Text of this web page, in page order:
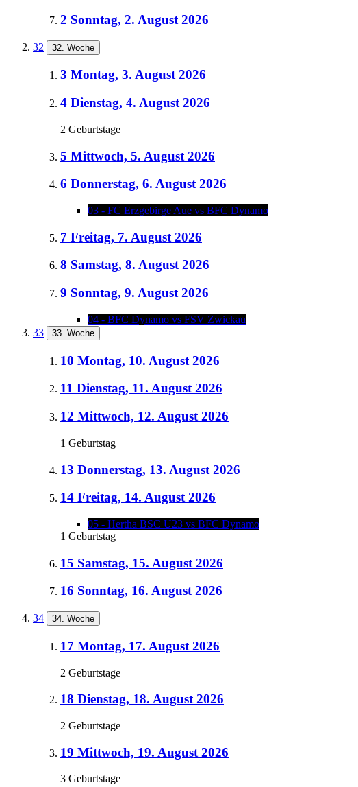
2 Sonntag, 2. August 2026
32 32. Woche
3 Montag, 3. August 2026
4 Dienstag, 4. August 2026
2 Geburtstage
5 Mittwoch, 5. August 2026
6 Donnerstag, 6. August 2026
03 - FC Erzgebirge Aue vs BFC Dynamo
7 Freitag, 7. August 2026
8 Samstag, 8. August 2026
9 Sonntag, 9. August 2026
04 - BFC Dynamo vs FSV Zwickau
33
33. Woche
10 Montag, 10. August 2026
11 Dienstag, 11. August 2026
12 Mittwoch, 12. August 2026
1 Geburtstag
13 Donnerstag, 13. August 2026
14 Freitag, 14. August 2026
05 - Hertha BSC U23 vs BFC Dynamo
1 Geburtstag
15 Samstag, 15. August 2026
16 Sonntag, 16. August 2026
34 34. Woche
17 Montag, 17. August 2026
2 Geburtstage
18 Dienstag, 18. August 2026
2 Geburtstage
19 Mittwoch, 19. August 2026
3 Geburtstage